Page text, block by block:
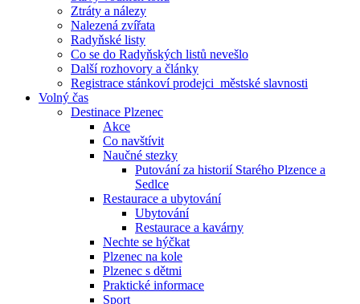
Ztráty a nálezy
Nalezená zvířata
Radyňské listy
Co se do Radyňských listů nevešlo
Další rozhovory a články
Registrace stánkoví prodejci_městské slavnosti
Volný čas
Destinace Plzenec
Akce
Co navštívit
Naučné stezky
Putování za historií Starého Plzence a
Sedlce
Restaurace a ubytování
Ubytování
Restaurace a kavárny
Nechte se hýčkat
Plzenec na kole
Plzenec s dětmi
Praktické informace
Sport